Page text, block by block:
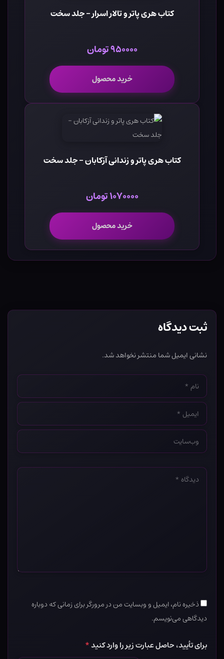
کتاب هری پاتر و تالار اسرار - جلد سخت
۹۵۰۰۰۰ تومان
خرید محصول
کتاب هری پاتر و زندانی آزکابان - جلد سخت
۱۰۷۰۰۰۰ تومان
خرید محصول
ثبت دیدگاه
نشانی ایمیل شما منتشر نخواهد شد.
نام
*
ایمیل
*
وب‌سایت
*
دیدگاه
ذخیره نام، ایمیل و وبسایت من در مرورگر برای زمانی که دوباره
دیدگاهی می‌نویسم.
برای تأیید، حاصل عبارت زیر را وارد کنید*